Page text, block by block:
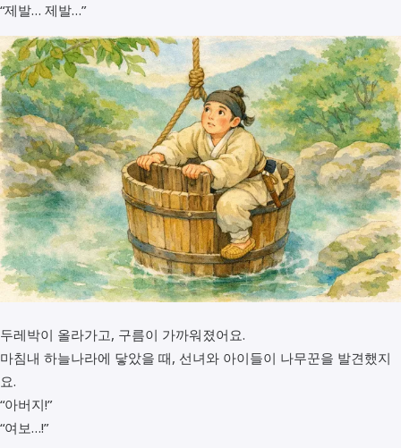
“제발… 제발…”
두레박이 올라가고, 구름이 가까워졌어요.
마침내 하늘나라에 닿았을 때, 선녀와 아이들이 나무꾼을 발견했지
요.
“아버지!”
“여보…!”